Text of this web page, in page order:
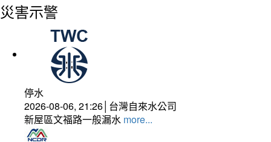
災害示警
停水
2026-08-06, 21:26│台灣自來水公司
新屋區文福路一般漏水 more...